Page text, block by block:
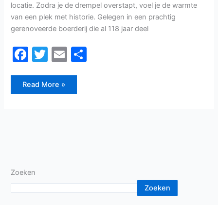
locatie. Zodra je de drempel overstapt, voel je de warmte
van een plek met historie. Gelegen in een prachtig
gerenoveerde boerderij die al 118 jaar deel
F
c
T
itt
E
Read More »
Zoeken
Zoeken